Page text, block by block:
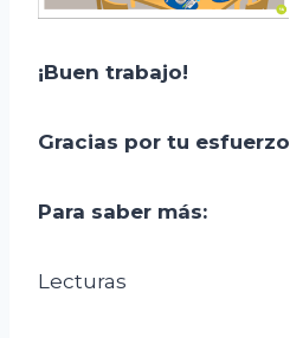
¡Buen trabajo!
Gracias por tu esfuerzo
Para saber más:
Lecturas